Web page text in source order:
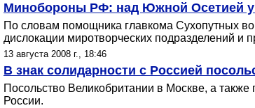
Минобороны РФ: над Южной Осетией
По словам помощника главкома Сухопутных
дислокации миротворческих подразделений и
13 августа 2008 г., 18:46
В знак солидарности с Россией
Посольство Великобритании в Москве, а
России.